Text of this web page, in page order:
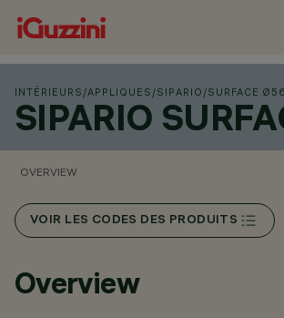
INTÉRIEURS /APPLIQUES /SIPARIO /SURFACE
SIPARIO
OVERVIEW
VOIR LES CODES DES PRODUITS
Overview